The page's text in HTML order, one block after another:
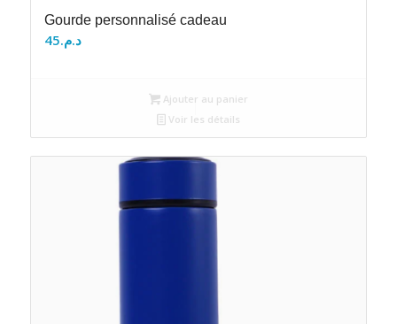
Gourde personnalisé cadeau
د.م.45
Ajouter au panier
Voir les détails